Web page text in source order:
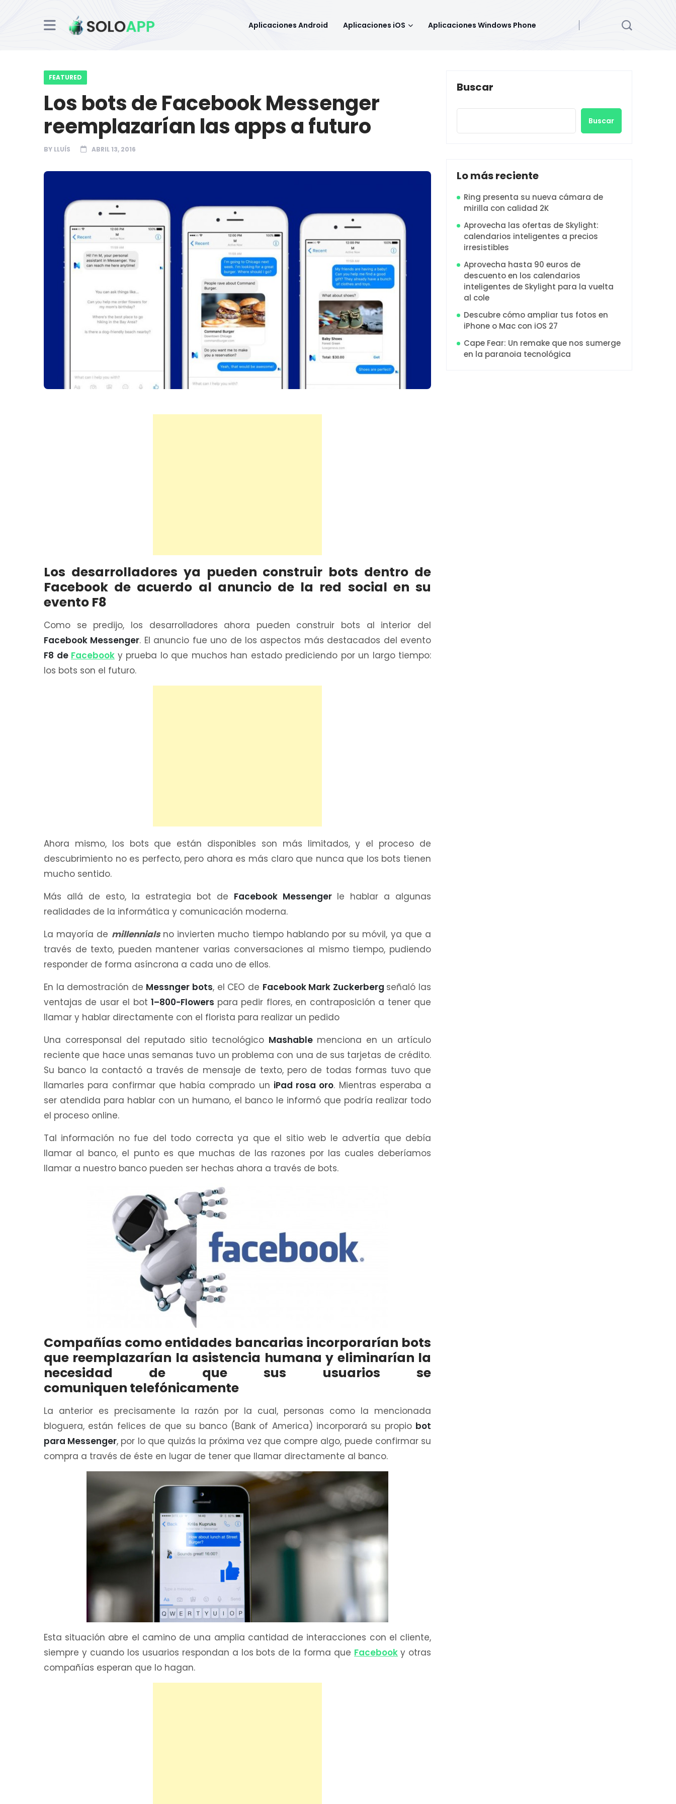
Aplicaciones Android Aplicaciones iOS Aplicaciones Windows Phone
FEATURED
Los bots de Facebook Messenger
reemplazarían las apps a futuro
BY LLUÍS ABRIL 13, 2016
Los desarrolladores ya pueden construir bots dentro de
Facebook de acuerdo al anuncio de la red social en su
evento F8
Como se predijo, los desarrolladores ahora pueden construir bots al interior del
Facebook Messenger. El anuncio fue uno de los aspectos más destacados del evento
F8 de Facebook y prueba lo que muchos han estado prediciendo por un largo tiempo:
los bots son el futuro.
Ahora mismo, los bots que están disponibles son más limitados, y el proceso de
descubrimiento no es perfecto, pero ahora es más claro que nunca que los bots tienen
mucho sentido.
Más allá de esto, la estrategia bot de Facebook Messenger le hablar a algunas
realidades de la informática y comunicación moderna.
La mayoría de millennialsno invierten mucho tiempo hablando por su móvil, ya que a
través de texto, pueden mantener varias conversaciones al mismo tiempo, pudiendo
responder de forma asíncrona a cada uno de ellos.
En la demostración de Messnger bots, el CEO de Facebook Mark Zuckerberg señaló las
ventajas de usar el bot1–800-Flowers para pedir flores, en contraposición a tener que
llamar y hablar directamente con el florista para realizar un pedido
Una corresponsal del reputado sitio tecnológico Mashable menciona en un artículo
reciente que hace unas semanas tuvo un problema con una de sus tarjetas de crédito.
Su banco la contactó a través de mensaje de texto, pero de todas formas tuvo que
llamarles para confirmar que había comprado un iPad rosa oro. Mientras esperaba a
ser atendida para hablar con un humano, el banco le informó que podría realizar todo
el proceso online.
Tal información no fue del todo correcta ya que el sitio web le advertía que debía
llamar al banco, el punto es que muchas de las razones por las cuales deberíamos
llamar a nuestro banco pueden ser hechas ahora a través de bots.
Compañías como entidades bancarias incorporarían bots
que reemplazarían la asistencia humana y eliminarían la
necesidad de que sus usuarios se
comuniquen telefónicamente
La anterior es precisamente la razón por la cual, personas como la mencionada
bloguera, están felices de que su banco (Bank of America) incorporará su propio bot
para Messenger, por lo que quizás la próxima vez que compre algo, puede confirmar su
compra a través de éste en lugar de tener que llamar directamente al banco.
Esta situación abre el camino de una amplia cantidad de interacciones con el cliente,
siempre y cuando los usuarios respondan a los bots de la forma que Facebook y otras
compañías esperan que lo hagan.
Buscar
Buscar
Lo más reciente
Ring presenta su nueva cámara de
mirilla con calidad 2K
Aprovecha las ofertas de Skylight:
calendarios inteligentes a precios
irresistibles
Aprovecha hasta 90 euros de
descuento en los calendarios
inteligentes de Skylight para la vuelta
al cole
Descubre cómo ampliar tus fotos en
iPhone o Mac con iOS 27
Cape Fear: Un remake que nos sumerge
en la paranoia tecnológica